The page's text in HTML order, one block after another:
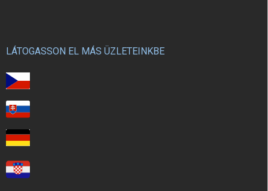
LÁTOGASSON EL MÁS ÜZLETEINKBE